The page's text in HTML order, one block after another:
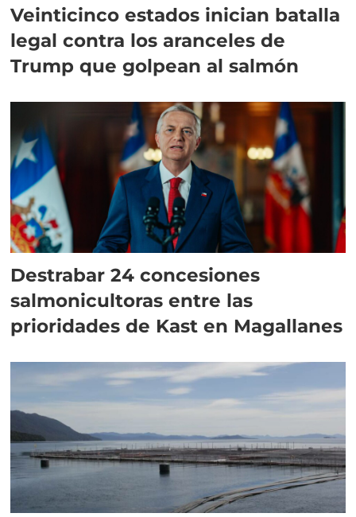
Veinticinco estados inician batalla
legal contra los aranceles de
Trump que golpean al salmón
Destrabar 24 concesiones
salmonicultoras entre las
prioridades de Kast en Magallanes